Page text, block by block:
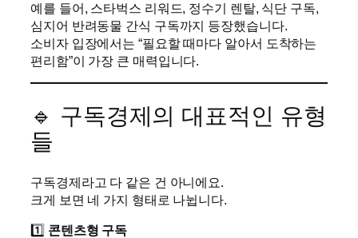
예를 들어, 스타벅스 리워드, 정수기 렌탈, 식단 구독,
심지어 반려동물 간식 구독까지 등장했습니다.
소비자 입장에서는 “필요할 때마다 알아서 도착하는
편리함”이 가장 큰 매력입니다.
🔹 구독경제의 대표적인 유형
들
구독경제라고 다 같은 건 아니에요.
크게 보면 네 가지 형태로 나뉩니다.
1️⃣ 콘텐츠형 구독